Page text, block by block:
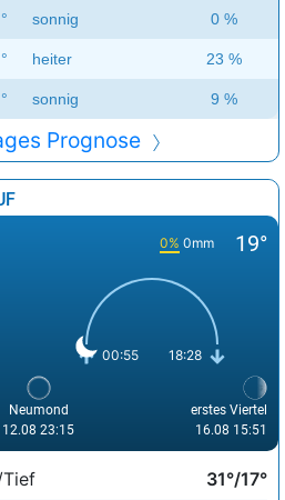
sonnig 0 %
heiter 23 %
sonnig 9 %
Prognose
0% 0mm 19°
00:55 18:28
Neumond
12.08 23:15
erstes Viertel
16.08 15:51
31°/17°